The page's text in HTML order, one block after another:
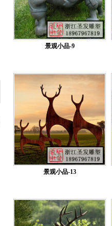
景观小品-9
景观小品-13